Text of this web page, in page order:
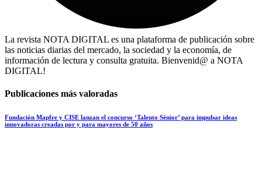
La revista NOTA DIGITAL es una plataforma de publicación sobre
las noticias diarias del mercado, la sociedad y la economía, de
información de lectura y consulta gratuita. Bienvenid@ a NOTA
DIGITAL!
Publicaciones más valoradas
Fundación Mapfre y CISE lanzan el concurso ‘Talento Sénior’ para impulsar ideas
innovadoras creadas por y para mayores de 50 años